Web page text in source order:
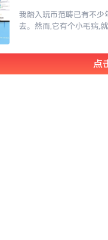
我踏入玩币范畴已有不
去。然而,它有个小毛病,
点